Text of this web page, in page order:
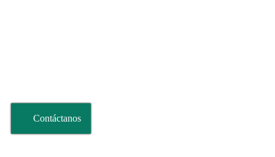
Contáctanos